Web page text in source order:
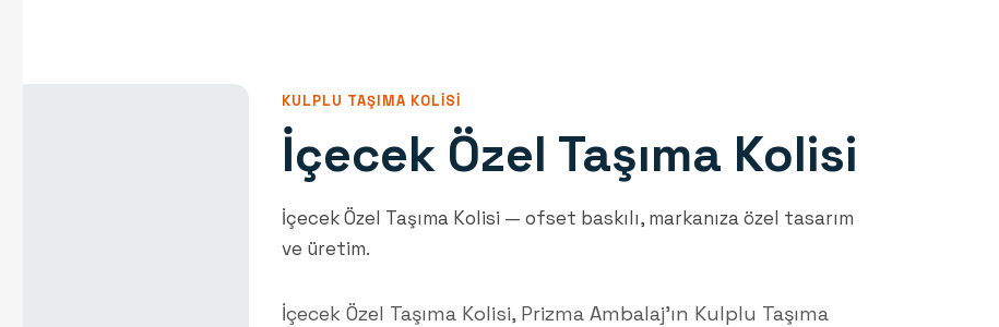
KULPLU TAŞIMA KOLISI
İçecek Özel Taşıma Kolisi
İçecek Özel Taşıma Kolisi — ofset baskılı, markanıza özel tasarım
ve üretim.
İçecek Özel Taşıma Kolisi, Prizma Ambalaj'ın Kulplu Taşıma